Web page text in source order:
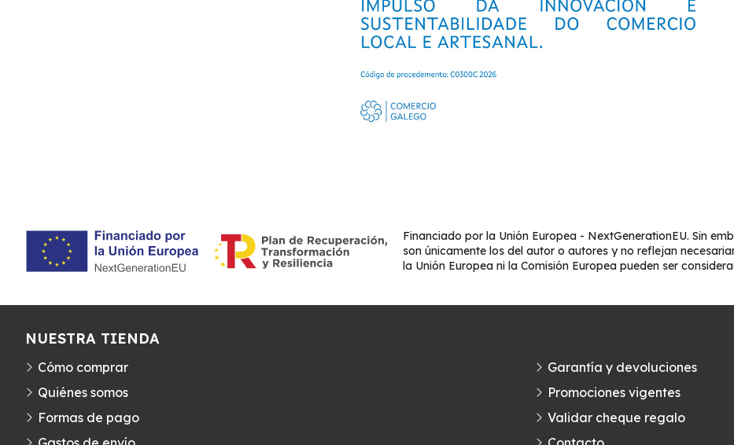
Financiado por la Unión Europea - NextGenerationEU. Sin
son únicamente los del autor o autores y no reflejan
la Unión Europea ni la Comisión Europea pueden ser
NUESTRA TIENDA
Cómo comprar
Quiénes somos
Formas de pago
Garantía y devoluciones
Promociones vigentes
Validar cheque regalo